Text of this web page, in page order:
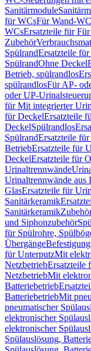
Sanitärmodule
für WCsFür Wand-
WCsErsatzteile für
Zubehör
SpülrandErsatzteile
SpülrandOhne Deckel
Betrieb, spülrandlos
spülrandlosFür AP-
oder UP-
für Mit integrierter
für DeckelErsatzteile
DeckelSpülrandlos
SpülrandErsatzteile
BetriebErsatzteile für
DeckelErsatzteile für
Urinaltrennwände
Urinaltrennwände aus
GlasErsatzteile für
Sanitärkeramik
Sanitärkeramik
und Siphonzubehör
für Spülrohre,
Übergänge
für UnterputzMit
NetzbetriebErsatzteile
NetzbetriebMit
Batteriebetrieb
BatteriebetriebMit
pneumatischer
elektronischer
elektronischer
Spülauslösung,